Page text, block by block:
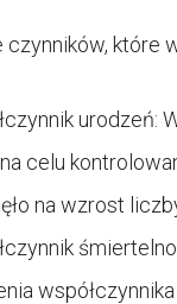
które
urodzeń:
na celu
na wzrost